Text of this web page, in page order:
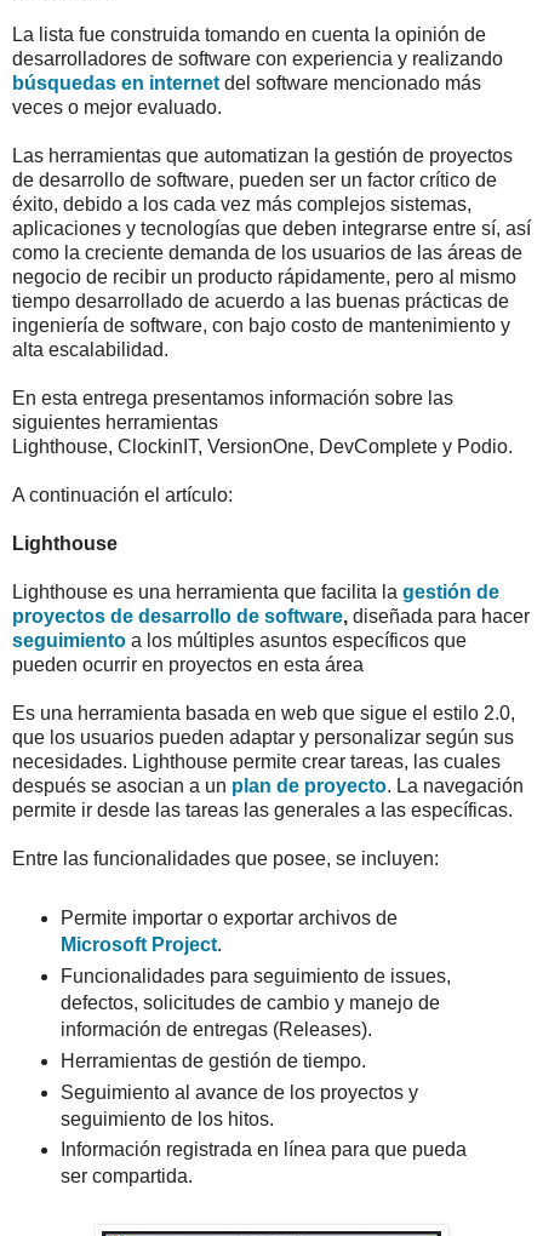
La lista fue construida tomando en cuenta la opinión de
desarrolladores de software con experiencia y realizando
búsquedas en internet del software mencionado más
veces o mejor evaluado.
Las herramientas que automatizan la gestión de proyectos
de desarrollo de software, pueden ser un factor crítico de
éxito, debido a los cada vez más complejos sistemas,
aplicaciones y tecnologías que deben integrarse entre sí, así
como la creciente demanda de los usuarios de las áreas de
negocio de recibir un producto rápidamente, pero al mismo
tiempo desarrollado de acuerdo a las buenas prácticas de
ingeniería de software, con bajo costo de mantenimiento y
alta escalabilidad.
En esta entrega presentamos información sobre las
siguientes herramientas
Lighthouse, ClockinIT, VersionOne, DevComplete y Podio.
A continuación el artículo:
Lighthouse
Lighthouse es una herramienta que facilita la gestión de
proyectos de desarrollo de software, diseñada para hacer
seguimiento a los múltiples asuntos específicos que
pueden ocurrir en proyectos en esta área
Es una herramienta basada en web que sigue el estilo 2.0,
que los usuarios pueden adaptar y personalizar según sus
necesidades. Lighthouse permite crear tareas, las cuales
después se asocian a un plan de proyecto. La navegación
permite ir desde las tareas las generales a las específicas.
Entre las funcionalidades que posee, se incluyen:
Permite importar o exportar archivos de
Microsoft Project.
Funcionalidades para seguimiento de issues,
defectos, solicitudes de cambio y manejo de
información de entregas (Releases).
Herramientas de gestión de tiempo.
Seguimiento al avance de los proyectos y
seguimiento de los hitos.
Información registrada en línea para que pueda
ser compartida.